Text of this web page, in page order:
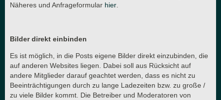
Näheres und Anfrageformular hier
Bilder direkt einbinden
Es ist möglich, in die Posts eigene Bilder direkt einzubinden, die
auf anderen Websites liegen. Dabei soll aus Rücksicht auf
andere Mitglieder darauf geachtet werden, dass es nicht zu
Beeinträchtigungen durch zu lange Ladezeiten bzw. zu große /
zu viele Bilder kommt. Die Betreiber und Moderatoren von